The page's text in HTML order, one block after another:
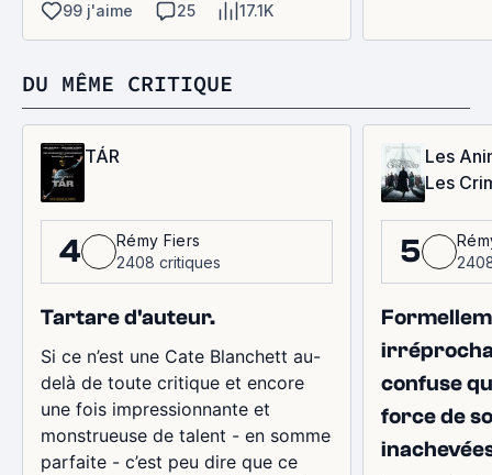
99 j'aime
25 17.1K
DU MÊME CRITIQUE
TÁR
4
Rémy Fiers
2408 critiques
Tartare d'auteur.
Si ce n’est une Cate Blanchett au-
delà de toute critique et encore
une fois impressionnante et
monstrueuse de talent - en somme
parfaite - c’est peu dire que ce
Les
Les
5
confuse
force de